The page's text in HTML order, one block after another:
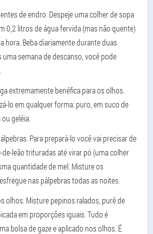
de endro. Despeje uma colher de sopa
0,2 litros de água fervida (mas não quente)
hora. Beba diariamente durante duas
uma semana de descanso, você pode
extremamente benéfica para os olhos.
lo em qualquer forma: puro, em suco de
geléia.
Para prepará-lo você vai precisar de
leão trituradas até virar pó (uma colher
quantidade de mel. Misture os
nas pálpebras todas as noites.
olhos. Misture pepinos ralados, purê de
em proporções iguais. Tudo é
bolsa de gaze e aplicado nos olhos. É